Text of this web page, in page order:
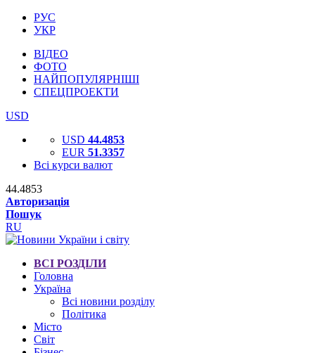
РУС
УКР
ВІДЕО
ФОТО
НАЙПОПУЛЯРНІШІ
СПЕЦПРОЕКТИ
USD
USD 44.4853
EUR 51.3357
Всі курси валют
44.4853
Авторизація
Пошук
RU
ВСІ РОЗДІЛИ
Головна
Україна
Всі новини розділу
Політика
Місто
Світ